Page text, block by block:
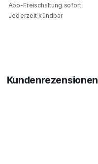
Abo-Freischaltung sofort
Jederzeit kündbar
Kundenrezensionen